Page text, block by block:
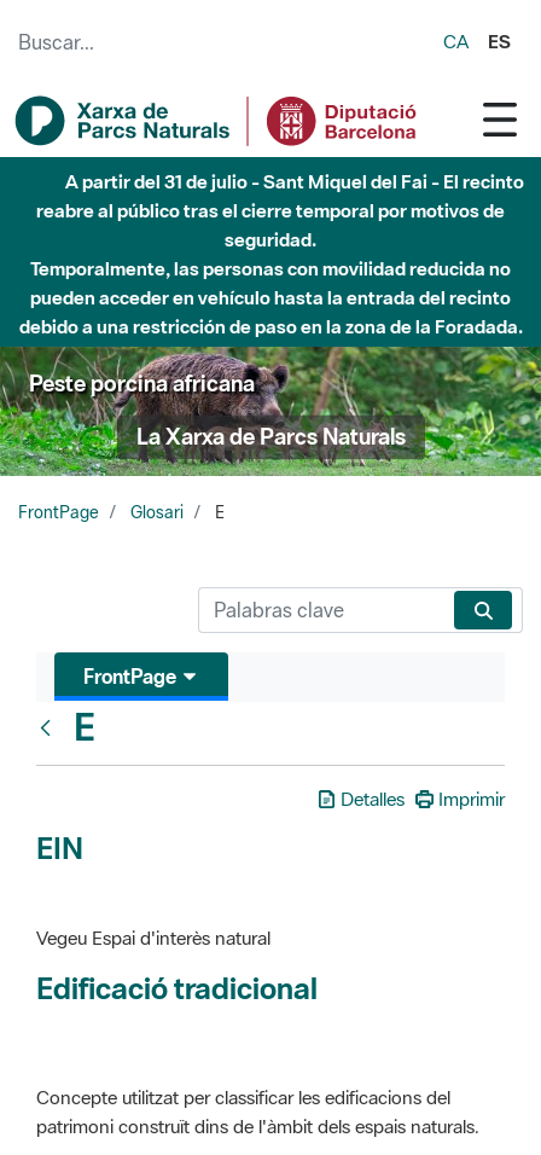
CA ES
A partir del 31 de julio - Sant Miquel del Fai - El recinto
reabre al público tras el cierre temporal por motivos de
seguridad.
Temporalmente, las personas con movilidad reducida no
pueden acceder en vehículo hasta la entrada del recinto
debido a una restricción de paso en la zona de la Foradada.
Peste porcina africana
La Xarxa de Parcs Naturals
FrontPage Glosari E
FrontPage
E
Detalles Imprimir
EIN
Vegeu Espai d'interès natural
Edificació tradicional
Concepte utilitzat per classificar les edificacions del
patrimoni construït dins de l'àmbit dels espais naturals.